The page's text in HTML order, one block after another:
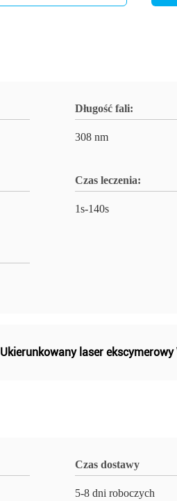
Długość fali:
308 nm
Czas leczenia:
1s-140s
Ukierunkowany laser
Czas dostawy
5-8 dni roboczych